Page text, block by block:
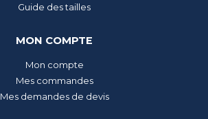
Guide des tailles
MON COMPTE
Mon compte
Mes commandes
Mes demandes de devis